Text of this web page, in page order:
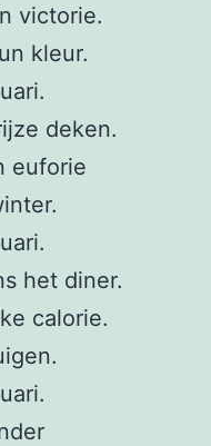
victorie.
kleur.
deken.
euforie
het diner.
calorie.